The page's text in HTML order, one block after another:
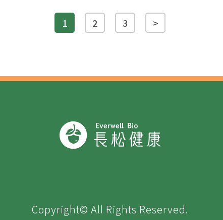
1 2 3 >
Copyright© All Rights Reserved.